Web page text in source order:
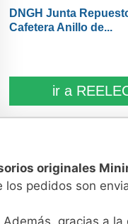
DNGH Junta
Cafetera Anillo de...
ir a
originales
los pedidos son
gracias a la